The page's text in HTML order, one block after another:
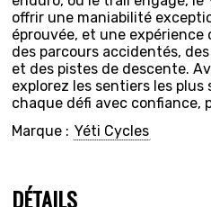
offrir une maniabilité
éprouvée, et une
des parcours accidentés,
et des pistes de descente.
explorez les sentiers les plus
chaque défi avec confiance,
Marque : Yéti Cycles
DÉTAILS